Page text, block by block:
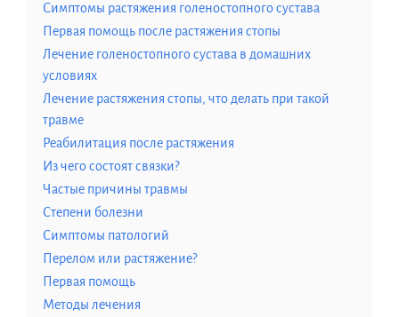
Симптомы растяжения голеностопного сустава
Первая помощь после растяжения стопы
Лечение голеностопного сустава в домашних
условиях
Лечение растяжения стопы, что делать при такой
травме
Реабилитация после растяжения
Из чего состоят связки?
Частые причины травмы
Степени болезни
Симптомы патологий
Перелом или растяжение?
Первая помощь
Методы лечения